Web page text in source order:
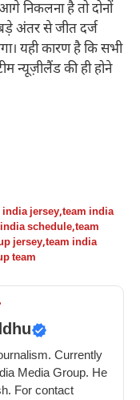
निकलना है तो दोनों
अंतर से जीत दर्ज
यही कारण है कि सभी
न्यूज़ीलैंड की ही होने
india jersey,team india
schedule,team
jersey,team india
team
Currently
Media Group. He
For contact